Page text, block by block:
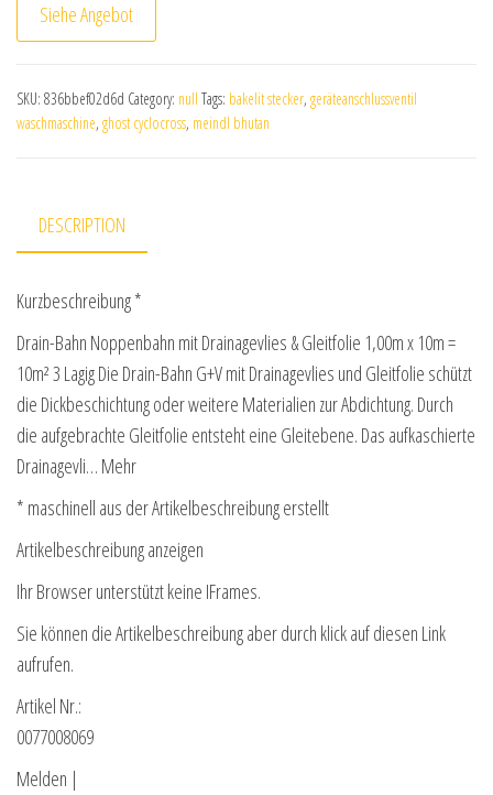
Siehe Angebot
SKU: 836bbef02d6d Category: null Tags: bakelit stecker, geräteanschlussventil
waschmaschine, ghost cyclocross, meindl bhutan
DESCRIPTION
Kurzbeschreibung *
Drain-Bahn Noppenbahn mit Drainagevlies & Gleitfolie 1,00m x 10m =
10m² 3 Lagig Die Drain-Bahn G+V mit Drainagevlies und Gleitfolie schützt
die Dickbeschichtung oder weitere Materialien zur Abdichtung. Durch
die aufgebrachte Gleitfolie entsteht eine Gleitebene. Das aufkaschierte
Drainagevli… Mehr
* maschinell aus der Artikelbeschreibung erstellt
Artikelbeschreibung anzeigen
Ihr Browser unterstützt keine IFrames.
Sie können die Artikelbeschreibung aber durch klick auf diesen Link
aufrufen.
Artikel Nr.:
0077008069
Melden |